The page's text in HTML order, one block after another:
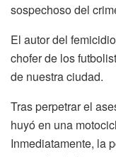
sospechoso del
El autor del
chofer de los
de nuestra ciudad.
Tras perpetrar el
huyó en una
Inmediatamente, la